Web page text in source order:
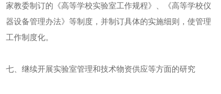
家教委制订的《高等学校实验室工作规程》、《高等学校仪
器设备管理办法》等制度，并制订具体的实施细则，使管理
工作制度化。
七、继续开展实验室管理和技术物资供应等方面的研究